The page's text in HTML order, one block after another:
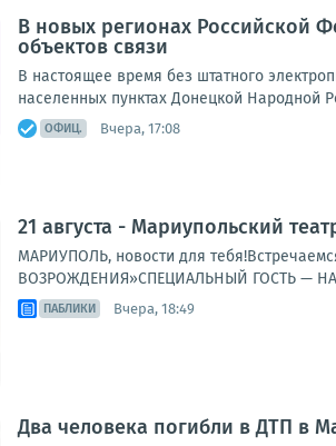
В новых регионах Российской
объектов связи
В настоящее время без штатного
населенных пунктах Донецкой Народной
ОФИЦ. Вчера, 17:08
21 августа - Мариупольский
МАРИУПОЛЬ, новости для
ВОЗРОЖДЕНИЯ»СПЕЦИАЛЬНЫЙ ГОСТЬ —
ПАБЛИКИ Вчера, 18:49
Два человека погибли в ДТП в